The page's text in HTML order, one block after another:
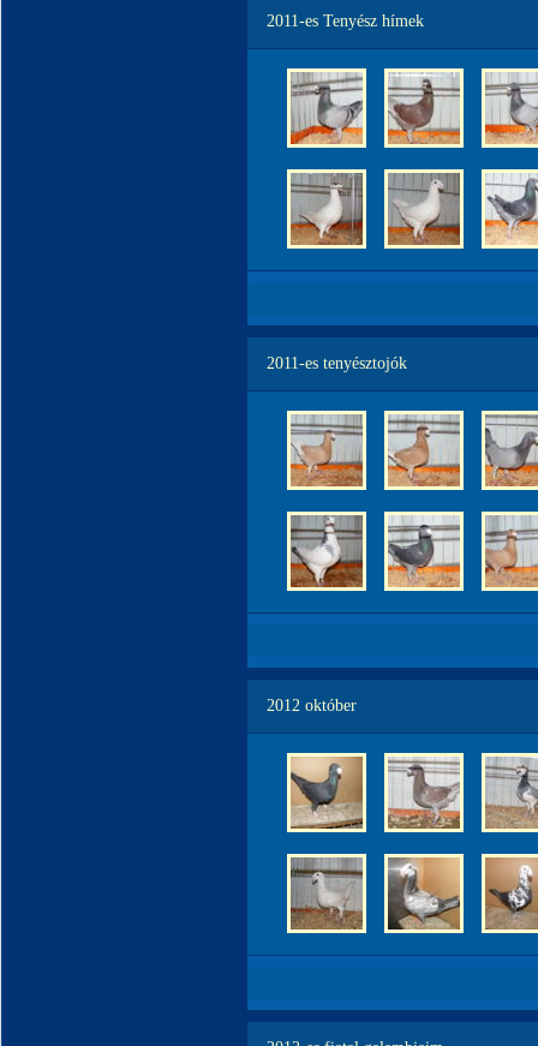
2011-es Tenyész hímek
2011-es tenyésztojók
2012 október